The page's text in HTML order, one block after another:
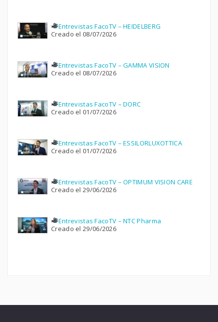
Entrevistas FacoTV – HEIDELBERG
Creado el 08/07/2026
Entrevistas FacoTV – GAMMA VISION
Creado el 08/07/2026
Entrevistas FacoTV – DORC
Creado el 01/07/2026
Entrevistas FacoTV – ESSILORLUXOTTICA
Creado el 01/07/2026
Entrevistas FacoTV – OPTIMUM VISION CARE
Creado el 29/06/2026
Entrevistas FacoTV – NTC Pharma
Creado el 29/06/2026